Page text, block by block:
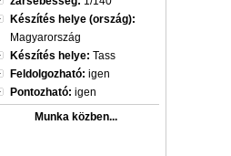
Készítés helye (ország):
Magyarország
Készítés helye: Tass
Feldolgozható: igen
Pontozható: igen
Munka közben...